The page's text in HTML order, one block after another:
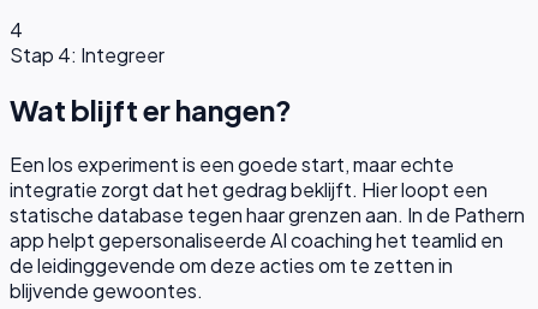
4
Stap 4: Integreer
Wat blijft er hangen?
Een los experiment is een goede start, maar echte
integratie zorgt dat het gedrag beklijft. Hier loopt een
statische database tegen haar grenzen aan. In de Pathern
app helpt gepersonaliseerde AI coaching het teamlid en
de leidinggevende om deze acties om te zetten in
blijvende gewoontes.